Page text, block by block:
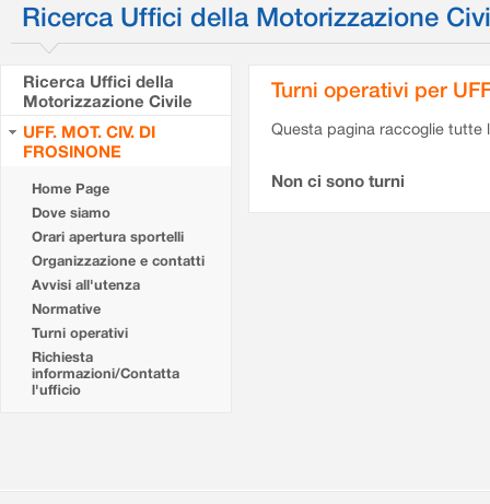
Ricerca Uffici della Motorizzazione
Ricerca Uffici della
Motorizzazione Civile
UFF. MOT. CIV. DI
FROSINONE
Home Page
Dove siamo
Orari apertura sportelli
Organizzazione e contatti
Avvisi all'utenza
Normative
Turni operativi
Richiesta
informazioni/Contatta
l'ufficio
Turni operativi per
Questa pagina raccoglie tutte
Non ci sono turni